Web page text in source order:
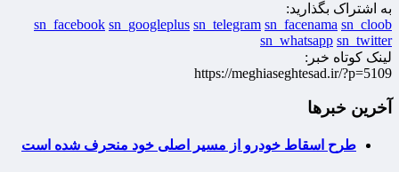
به اشتراک بگذارید:
sn_facebook sn_googleplus sn_telegram sn_facenama sn_cloob
sn_whatsapp sn_twitter
لینک کوتاه خبر:
https://meghiaseghtesad.ir/?p=5109
آخرین خبرها
طرح اسقاط خودرو از مسیر اصلی خود منحرف شده است